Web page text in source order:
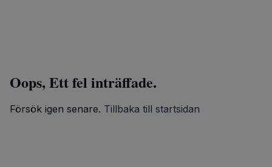
Oops, Ett fel inträffade.
Försök igen senare. Tillbaka till startsidan